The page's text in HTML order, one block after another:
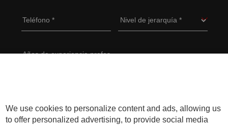
We use cookies to personalize content and ads, allowing us
to offer personalized advertising, to provide social media